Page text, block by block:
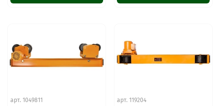
арт. 1049811 арт. 119204